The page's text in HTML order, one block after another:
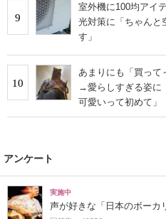
9
室外機に100均ア
光対策に「ちゃんと
す」
10
あまりにも「買って
→愛らしすぎる姿に
可愛いって初めて」
アンケート
実施中
声が好きな「日本のボーカ